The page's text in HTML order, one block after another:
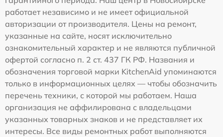
работает независимо и не имеет официальной
авторизации от производителя. Цены на ремонт,
указанные на сайте, носят исключительно
ознакомительный характер и не являются публичной
офертой согласно п. 2 ст. 437 ГК РФ. Названия и
обозначения торговой марки KitchenAid упоминаются
только в информационных целях — чтобы обозначить
перечень техники, с которой мы работаем. Наша
организация не аффилирована с владельцами
указанных товарных знаков и не представляет их
интересы. Все виды ремонтных работ выполняются